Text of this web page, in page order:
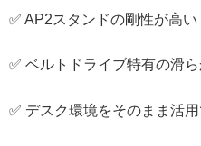
✅ AP2スタンドの剛性が高い
✅ ベルトドライブ特有の滑
✅ デスク環境をそのまま活